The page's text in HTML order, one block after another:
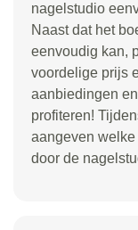
nagelstudio
Naast dat het
eenvoudig kan,
voordelige prijs
aanbiedingen
profiteren!
aangeven
door de